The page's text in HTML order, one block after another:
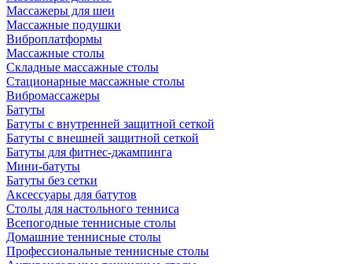
Массажеры для шеи
Массажные подушки
Виброплатформы
Массажные столы
Складные массажные столы
Стационарные массажные столы
Вибромассажеры
Батуты
Батуты с внутренней защитной сеткой
Батуты с внешней защитной сеткой
Батуты для фитнес-джампинга
Мини-батуты
Батуты без сетки
Аксессуары для батутов
Столы для настольного тенниса
Всепогодные теннисные столы
Домашние теннисные столы
Профессиональные теннисные столы